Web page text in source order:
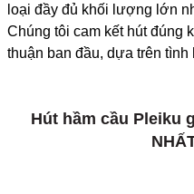
loại đầy đủ khối lượng lớn
Chúng tôi cam kết hút đúng
thuận ban đầu, dựa trên tình
Hút hầm cầu Pleiku